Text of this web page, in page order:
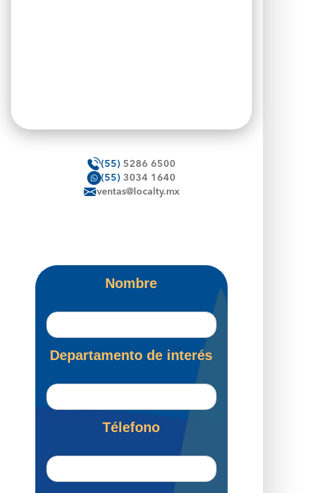
(55) 5286 6500
(55) 3034 1640
ventas@localty.mx
Nombre
Departamento de interés
Télefono